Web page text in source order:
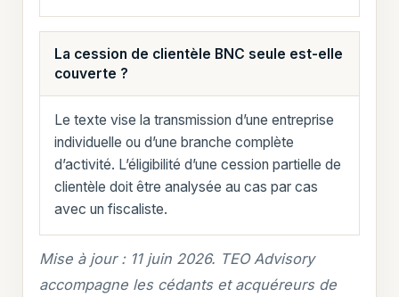
La cession de clientèle BNC seule est-elle
couverte ?
Le texte vise la transmission d’une entreprise
individuelle ou d’une branche complète
d’activité. L’éligibilité d’une cession partielle de
clientèle doit être analysée au cas par cas
avec un fiscaliste.
Mise à jour : 11 juin 2026. TEO Advisory
accompagne les cédants et acquéreurs de